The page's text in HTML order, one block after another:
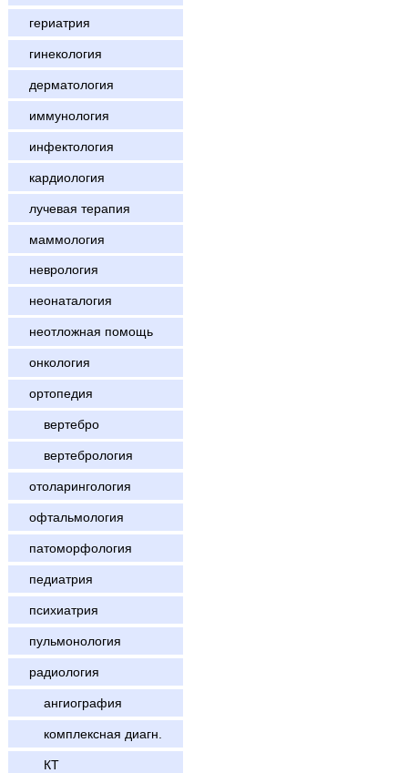
гериатрия
гинекология
дерматология
иммунология
инфектология
кардиология
лучевая терапия
маммология
неврология
неонаталогия
неотложная помощь
онкология
ортопедия
вертебро
вертебрология
отоларингология
офтальмология
патоморфология
педиатрия
психиатрия
пульмонология
радиология
ангиография
комплексная диагн.
КТ